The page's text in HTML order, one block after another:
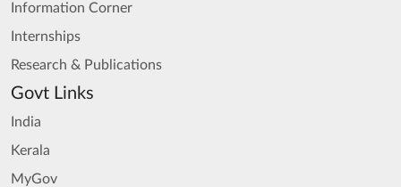
Information Corner
Internships
Research & Publications
Govt Links
India
Kerala
MyGov